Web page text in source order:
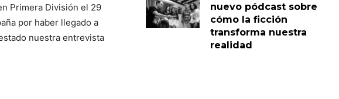
Primera División el 29
por haber llegado a
nuestra entrevista
nuevo pódcast sobre
cómo la ficción
transforma nuestra
realidad